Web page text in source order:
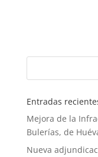
Entradas
Mejora de la
Bulerías, de
Nueva